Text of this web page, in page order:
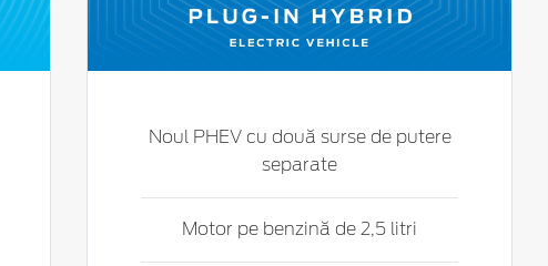
Noul PHEV cu două surse de putere
separate
Motor pe benzină de 2,5 litri